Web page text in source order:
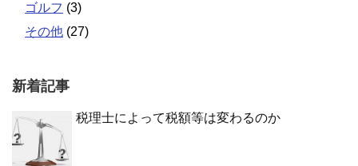
ゴルフ (3)
その他 (27)
新着記事
税理士によって税額等は変わるのか